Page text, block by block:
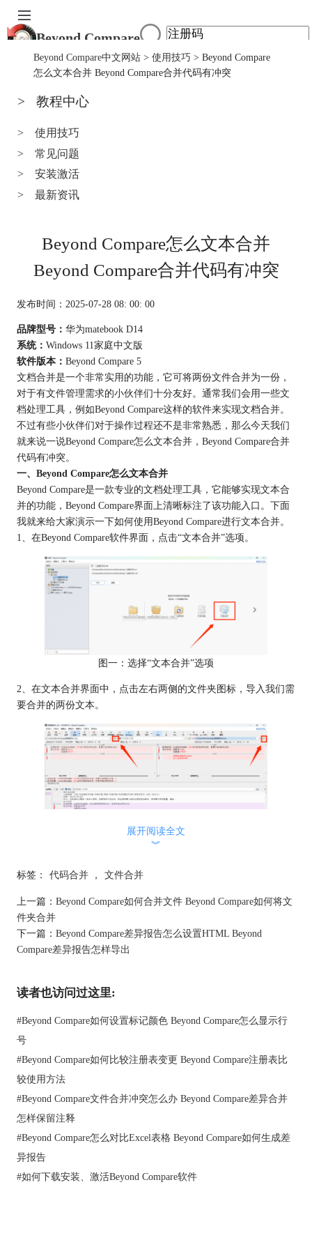
Beyond Compare
首页
服务中心
Beyond Compare中文网站> 使用技巧 > Beyond Compare
怎么文本合并 Beyond Compare合并代码有冲突
> 教程中心
>
使用技巧
>
常见问题
>
安装激活
>
最新资讯
Beyond Compare怎么文本合并
Beyond Compare合并代码有冲突
发布时间：2025-07-28 08: 00: 00
品牌型号： 华为matebook D14
系统： Windows 11家庭中文版
软件版本： Beyond Compare 5
文档合并是一个非常实用的功能，它可将两份文件合并为一份，
对于有文件管理需求的小伙伴们十分友好。通常我们会用一些文
档处理工具，例如Beyond Compare这样的软件来实现文档合并。
不过有些小伙伴们对于操作过程还不是非常熟悉，那么今天我们
就来说一说Beyond Compare怎么文本合并，Beyond Compare合并
代码有冲突。
一、Beyond Compare怎么文本合并
Beyond Compare是一款专业的文档处理工具，它能够实现文本合
并的功能，Beyond Compare界面上清晰标注了该功能入口。下面
我就来给大家演示一下如何使用Beyond Compare进行文本合并。
1、在Beyond Compare软件界面，点击“文本合并”选项。
图一：选择“文本合并”选项
2、在文本合并界面中，点击左右两侧的文件夹图标，导入我们需
要合并的两份文本。
3、随后在下方点击文件夹图标，选择合并文件的保存位置。
完成上述操作之后，Beyond Compare将自动合并两份文本。整个
二、Beyond Compare合并代码有冲突
文本合并的经典应用场景为代码合并，比如，我们和同事共同修
改了一份代码，但是在修改的部分，同事修改的和我们修改的内
容并不一致，这就是合并文件中的冲突。在Beyond Compare中，
此类冲突需用户手动处理，可选择保留哪个版本的内容，或者直
接添加新的内容。下面我就来给大家演示一下如何解决Beyond
Compare合并代码中的内容冲突。
1、当导入好两份代码文件之后，Beyond Compare会提示两份文档
之间的冲突部分。我们可以在下方手动修改代码内容，这样在合
并时，Beyond Compare就会以我们修改的内容为准。
展开阅读全文
︾
标签： 代码合并 ， 文件合并
上一篇： Beyond Compare如何合并文件 Beyond Compare如何将文
件夹合并
下一篇： Beyond Compare差异报告怎么设置HTML Beyond
Compare差异报告怎样导出
读者也访问过这里:
#Beyond Compare如何设置标记颜色 Beyond Compare怎么显示行
号
#Beyond Compare如何比较注册表变更 Beyond Compare注册表比
较使用方法
#Beyond Compare文件合并冲突怎么办 Beyond Compare差异合并
怎样保留注释
#Beyond Compare怎么对比Excel表格 Beyond Compare如何生成差
异报告
#如何下载安装、激活Beyond Compare软件